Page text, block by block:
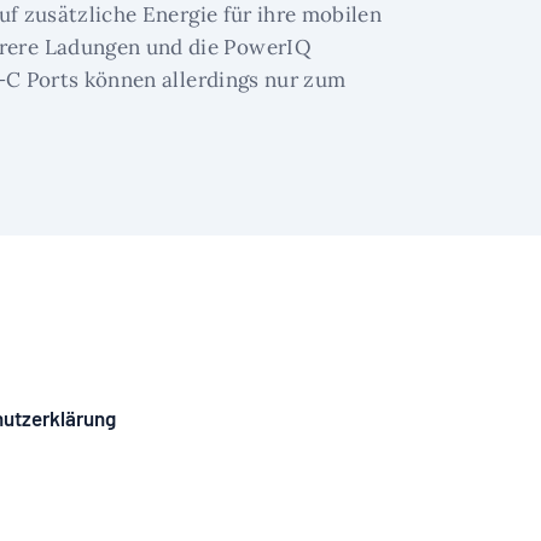
zusätzliche Energie für ihre mobilen
Ladungen und die PowerIQ
Ports können allerdings nur zum